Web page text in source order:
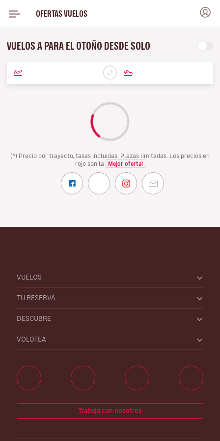
OFERTAS VUELOS
VUELOS A PARA EL OTOÑO DESDE SOLO
(*) Precio por trayecto, tasas incluidas. Plazas limitadas. Los precios en
rojo son la
Mejor oferta!
VUELOS
TU RESERVA
DESCUBRE
VOLOTEA
Trabaja con nosotros